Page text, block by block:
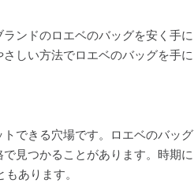
ンドのロエベのバッグを安く手に
しい方法でロエベのバッグを手に
できる穴場です。ロエベのバッグ
見つかることがあります。時期に
あります。